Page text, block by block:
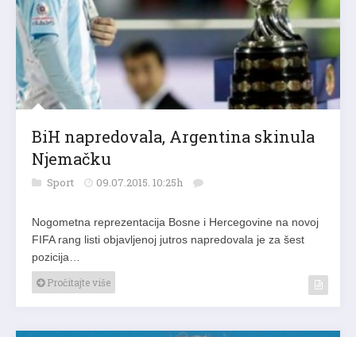
BiH napredovala, Argentina skinula
Njemačku
Sport 09.07.2015. 10:25h
Nogometna reprezentacija Bosne i Hercegovine na novoj
FIFA rang listi objavljenoj jutros napredovala je za šest
pozicija…
Pročitajte više